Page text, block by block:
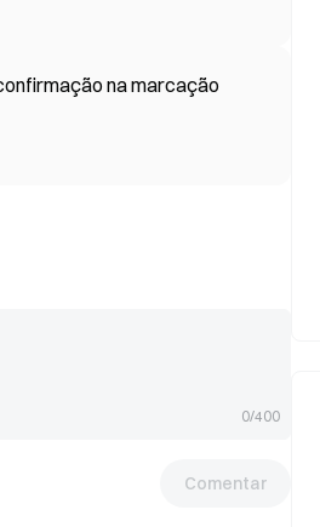
na marcação
0/400
Comentar